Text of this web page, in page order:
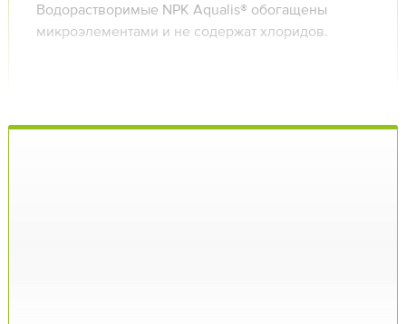
Водорастворимые NPK Aqualis® обогащены
микроэлементами и не содержат хлоридов.